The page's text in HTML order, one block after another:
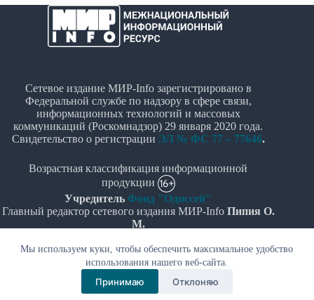
Мы используем куки, чтобы обеспечить максимальное удобство
использования нашего веб-сайта.
Принимаю Отклоняю
Сетевое издание МИР-Info зарегистрировано в
Федеральной службе по надзору в сфере связи,
информационных технологий и массовых
коммуникаций (Роскомнадзор) 29 января 2020 года.
Свидетельство о регистрации ЭЛ № ФС 77 – 77646.
Возрастная классификация информационной
продукции
Учредитель Фонд "Одиссей"
Главный редактор сетевого издания МИР-Info Пипия О.
М.
Политика в отношении обработки персональных
данных
© Все права защищены 2020-2026г. - "МИР-Info"